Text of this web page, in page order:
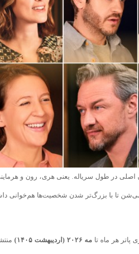
در طول سریاله. یعنی هری، رون و
تا با بزرگ‌تر شدن شخصیت‌ها هم‌خوانی
هر ماه تا مه ۲۰۲۶ (اردیبهشت ۱۴۰۵)